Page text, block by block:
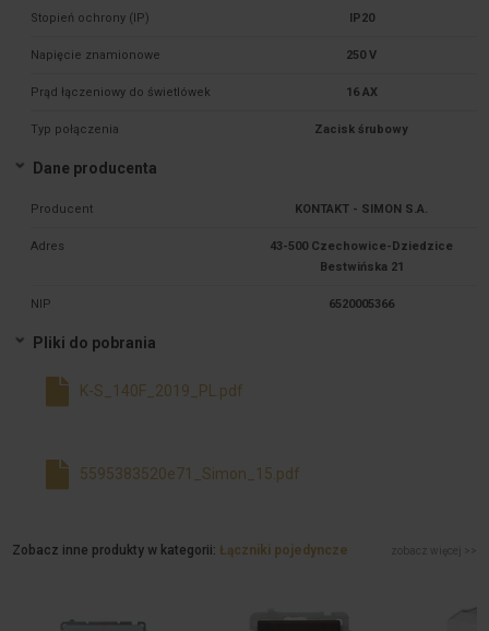
Stopień ochrony (IP) IP20
Napięcie znamionowe 250 V
Prąd łączeniowy do świetlówek 16 AX
Typ połączenia Zacisk śrubowy
Dane producenta
Producent KONTAKT - SIMON S.A.
Adres
43-500 Czechowice-Dziedzice
Bestwińska 21
NIP 6520005366
Pliki do pobrania
K-S_140F_2019_PL.pdf
5595383520e71_Simon_15.pdf
Zobacz inne produkty w kategorii: Łączniki pojedyncze zobacz więcej >>